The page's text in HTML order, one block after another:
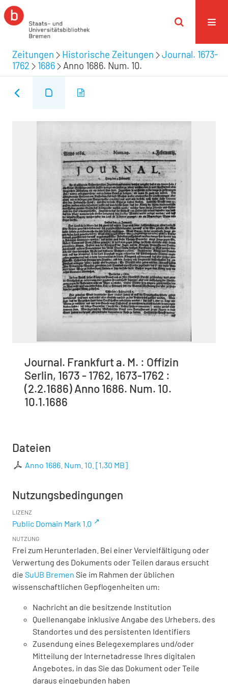
Zeitungen Historische Zeitungen
Journal. 1673-
1762
1686 Anno 1686. Num. 10.
Journal. Frankfurt a. M. : Offizin
Serlin, 1673 - 1762, 1673-1762 :
(2.2.1686) Anno 1686. Num. 10.
10.1.1686
Dateien
Anno 1686. Num. 10. [1,30 MB]
Nutzungsbedingungen
LIZENZ
Public Domain Mark 1.0
NUTZUNG
Frei zum Herunterladen. Bei einer Vervielfältigung oder
Verwertung des Dokuments oder Teilen daraus ersucht
die SuUB Bremen Sie im Rahmen der üblichen
wissenschaftlichen Gepflogenheiten um:
Nachricht an die besitzende Institution
Quellenangabe inklusive Angabe des Urhebers, des
Standortes und des persistenten Identifiers
Zusendung eines Belegexemplares und/oder
Mitteilung der Internetadresse Ihres digitalen
Angebotes, in das Sie das Dokument oder Teile
daraus eingebunden haben